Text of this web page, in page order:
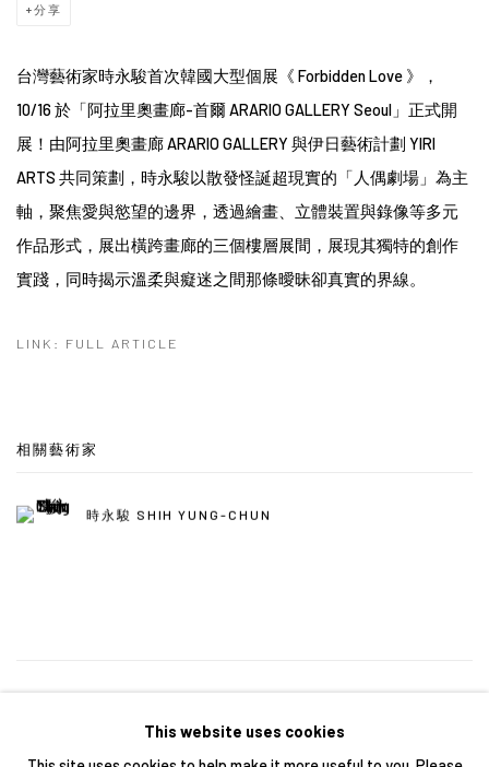
分享
台灣藝術家時永駿首次韓國大型個展《 Forbidden Love 》，
10/16 於「阿拉里奧畫廊-首爾 ARARIO GALLERY Seoul」正式開
展！由阿拉里奧畫廊 ARARIO GALLERY 與伊日藝術計劃 YIRI
ARTS 共同策劃，時永駿以散發怪誕超現實的「人偶劇場」為主
軸，聚焦愛與慾望的邊界，透過繪畫、立體裝置與錄像等多元
作品形式，展出橫跨畫廊的三個樓層展間，展現其獨特的創作
實踐，同時揭示溫柔與癡迷之間那條曖昧卻真實的界線。
LINK: FULL ARTICLE
相關藝術家
時永駿 SHIH YUNG-CHUN
前一頁 下一頁
5/ 43
This website uses cookies